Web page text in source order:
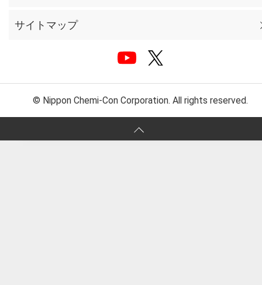
サイトマップ
© Nippon Chemi-Con Corporation. All rights reserved.